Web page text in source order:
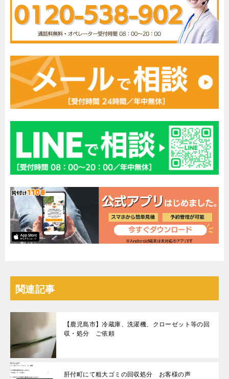
関連記事
【鹿児島市】冷蔵庫、洗濯機、クローゼット等の回
収・処分 ご依頼
肝付町にて粗大ゴミの回収処分 お客様の声